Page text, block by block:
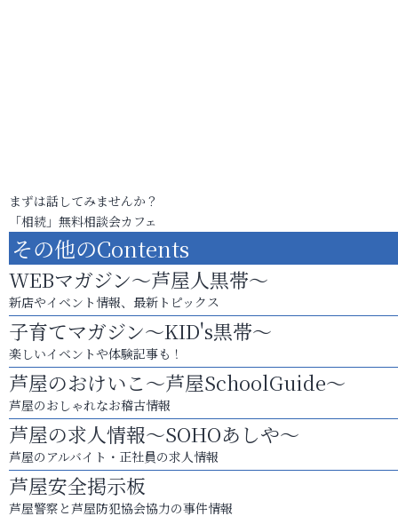
まずは話してみませんか？
「相続」無料相談会カフェ
その他のContents
WEBマガジン～芦屋人黒帯～
新店やイベント情報、最新トピックス
子育てマガジン～KID's黒帯～
楽しいイベントや体験記事も！
芦屋のおけいこ～芦屋SchoolGuide～
芦屋のおしゃれなお稽古情報
芦屋の求人情報～SOHOあしや～
芦屋のアルバイト・正社員の求人情報
芦屋安全掲示板
芦屋警察と芦屋防犯協会協力の事件情報